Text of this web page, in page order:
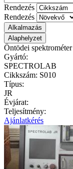
Rendezés
Rendezés
Öntödei
Gyártó:
SPECTROLAB
Cikkszám: S010
Típus:
JR
Évjárat:
Teljesítmény:
Ajánlatkérés